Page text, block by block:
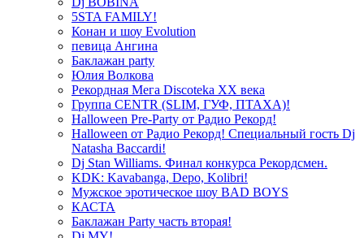
5STA FAMILY!
Конан и шоу Evolution
певица Ангина
Баклажан party
Юлия Волкова
Рекордная Мега Discoteka XX века
Группа CENTR (SLIM, ГУФ, ПТАХА)!
Halloween Pre-Party от Радио Рекорд!
Halloween от Радио Рекорд! Специальный гость Dj
Natasha Baccardi!
Dj Stan Williams. Финал конкурса Рекордсмен.
KDK: Kavabanga, Depo, Kolibri!
Мужское эротическое шоу BAD BOYS
КАСТА
Баклажан Party часть вторая!